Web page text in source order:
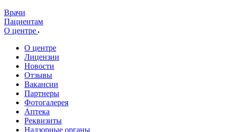
Врачи
Пациентам
О центре
О центре
Лицензии
Новости
Отзывы
Вакансии
Партнеры
Фотогалерея
Аптека
Реквизиты
Надзорные органы